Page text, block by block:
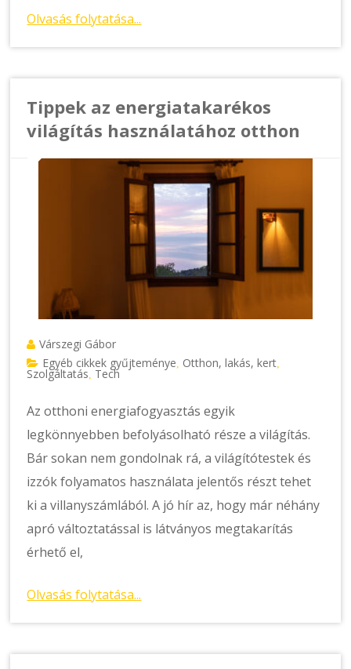
Olvasás folytatása...
Tippek az energiatakarékos
világítás használatához otthon
Várszegi Gábor
Egyéb cikkek gyűjteménye Otthon, lakás, kert
Szolgáltatás Tech
Az otthoni energiafogyasztás egyik
legkönnyebben befolyásolható része a világítás.
Bár sokan nem gondolnak rá, a világítótestek és
izzók folyamatos használata jelentős részt tehet
ki a villanyszámlából. A jó hír az, hogy már néhány
apró változtatással is látványos megtakarítás
érhető el,
Olvasás folytatása...